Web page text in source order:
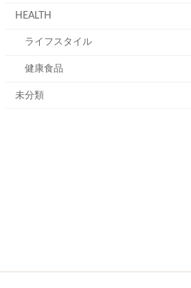
HEALTH
ライフスタイル
健康食品
未分類